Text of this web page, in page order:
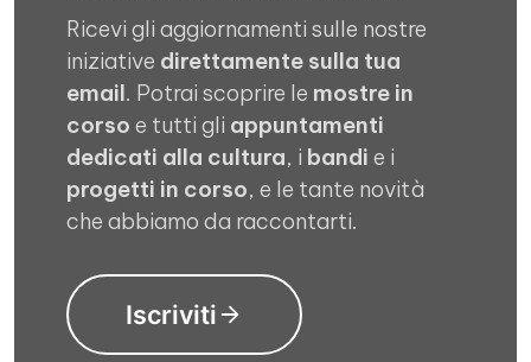
Ricevi gli aggiornamenti sulle nostre
iniziative direttamente sulla tua
email. Potrai scoprire le mostre in
corso e tutti gli appuntamenti
dedicati alla cultura, i bandi e i
progetti in corso, e le tante novità
che abbiamo da raccontarti.
Iscriviti